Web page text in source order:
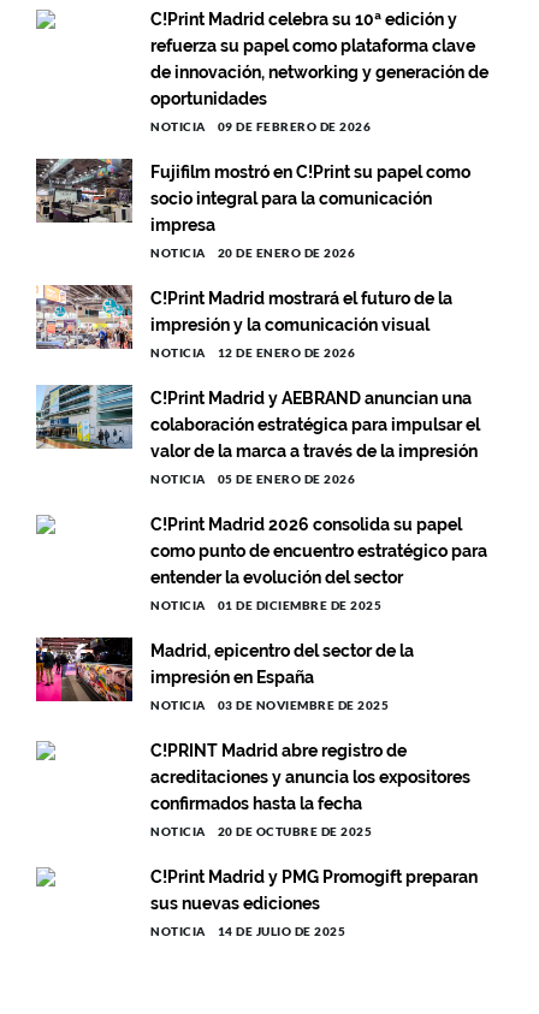
C!Print Madrid celebra su 10ª edición y
refuerza su papel como plataforma clave
de innovación, networking y generación de
oportunidades
NOTICIA 09 DE FEBRERO DE 2026
Fujifilm mostró en C!Print su papel como
socio integral para la comunicación
impresa
NOTICIA 20 DE ENERO DE 2026
C!Print Madrid mostrará el futuro de la
impresión y la comunicación visual
NOTICIA 12 DE ENERO DE 2026
C!Print Madrid y AEBRAND anuncian una
colaboración estratégica para impulsar el
valor de la marca a través de la impresión
NOTICIA 05 DE ENERO DE 2026
C!Print Madrid 2026 consolida su papel
como punto de encuentro estratégico para
entender la evolución del sector
NOTICIA 01 DE DICIEMBRE DE 2025
Madrid, epicentro del sector de la
impresión en España
NOTICIA 03 DE NOVIEMBRE DE 2025
C!PRINT Madrid abre registro de
acreditaciones y anuncia los expositores
confirmados hasta la fecha
NOTICIA 20 DE OCTUBRE DE 2025
C!Print Madrid y PMG Promogift preparan
sus nuevas ediciones
NOTICIA 14 DE JULIO DE 2025